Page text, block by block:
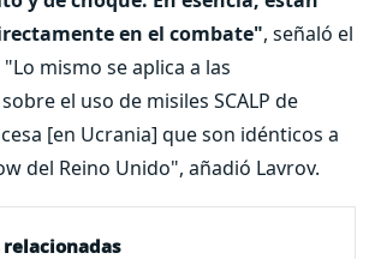
en el combate", señaló el
"Lo mismo se aplica a las
el uso de misiles SCALP de
[en Ucrania] que son idénticos a
del Reino Unido", añadió Lavrov.